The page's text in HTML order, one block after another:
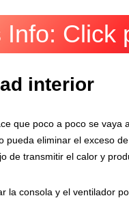
Info: Click
interior
que poco a poco se
pueda eliminar el exceso
de transmitir el calor y
la consola y el ventilador